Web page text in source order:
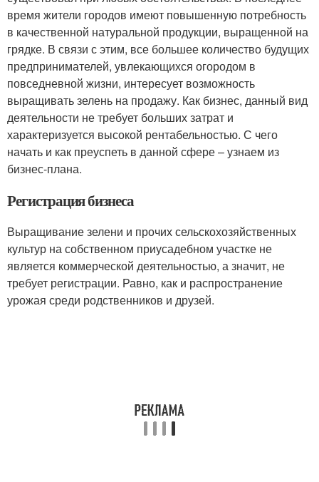
время жители городов имеют повышенную потребность
в качественной натуральной продукции, выращенной на
грядке. В связи с этим, все большее количество будущих
предпринимателей, увлекающихся огородом в
повседневной жизни, интересует возможность
выращивать зелень на продажу. Как бизнес, данный вид
деятельности не требует больших затрат и
характеризуется высокой рентабельностью. С чего
начать и как преуспеть в данной сфере – узнаем из
бизнес-плана.
Регистрация бизнеса
Выращивание зелени и прочих сельскохозяйственных
культур на собственном приусадебном участке не
является коммерческой деятельностью, а значит, не
требует регистрации. Равно, как и распространение
урожая среди родственников и друзей.